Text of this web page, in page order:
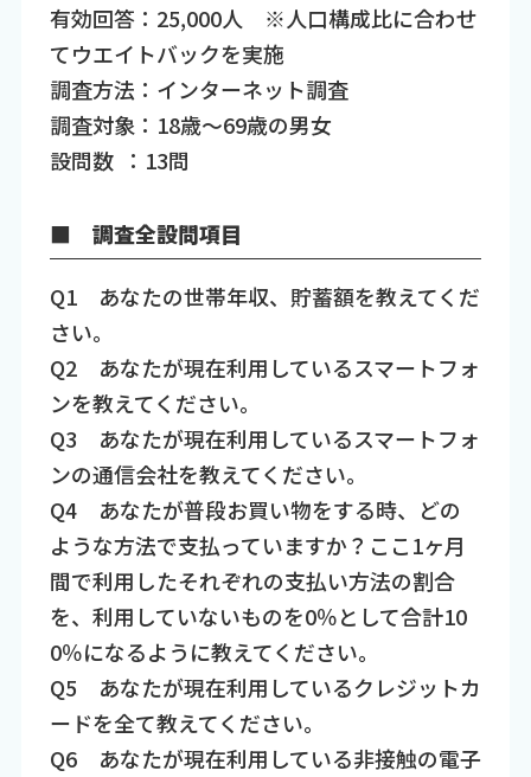
有効回答：25,000人 ※人口構成比に合わせ
てウエイトバックを実施
調査方法：インターネット調査
調査対象：18歳～69歳の男女
設問数 ：13問
■ 調査全設問項目
Q1 あなたの世帯年収、貯蓄額を教えてくだ
さい。
Q2 あなたが現在利用しているスマートフォ
ンを教えてください。
Q3 あなたが現在利用しているスマートフォ
ンの通信会社を教えてください。
Q4 あなたが普段お買い物をする時、どの
ような方法で支払っていますか？ここ1ヶ月
間で利用したそれぞれの支払い方法の割合
を、利用していないものを0％として合計10
0％になるように教えてください。
Q5 あなたが現在利用しているクレジットカ
ードを全て教えてください。
Q6 あなたが現在利用している非接触の電子